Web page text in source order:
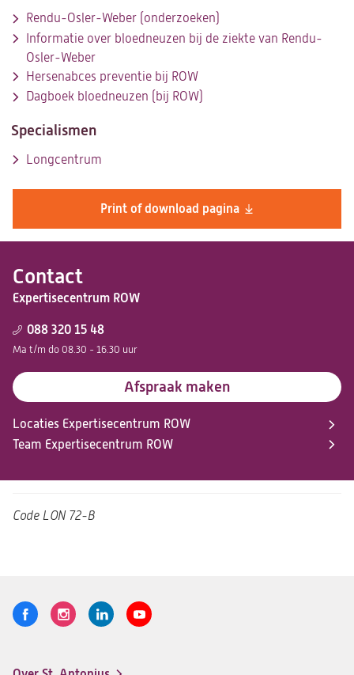
Contact
Expertisecentrum ROW
088 320 15 48
Ma t/m do 08.30 - 16.30 uur
Afspraak maken
Locaties Expertisecentrum ROW
Team Expertisecentrum ROW
Print of download pagina
Rendu-Osler-Weber (onderzoeken)
Informatie over bloedneuzen bij de ziekte van Rendu-
Osler-Weber
Hersenabces preventie bij ROW
Dagboek bloedneuzen (bij ROW)
Specialismen
Longcentrum
Code LON 72-B
Volg
Logo
Logo
Logo
Logo